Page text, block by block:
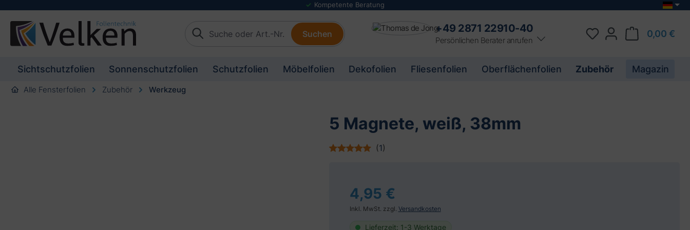
springen Zur Beschreibung springen
Kompetente Beratung
Suchen +49 2871 22910-40
Persönlichen Berater anrufen
0,00 €
Sichtschutzfolien Sonnenschutzfolien Schutzfolien Möbelfolien Dekofolien Fliesenfolien Oberflächenfolien Zubehör Magazin
Alle Fensterfolien Zubehör Werkzeug
5 Magnete, weiß, 38mm
(1)
4,95 €
Inkl. MwSt. zzgl. Versandkosten
Lieferzeit: 1-3 Werktage